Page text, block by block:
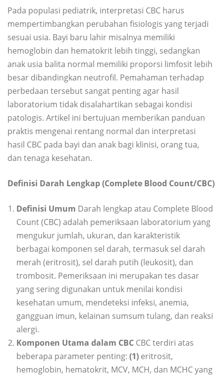
Pada populasi pediatrik, interpretasi CBC harus
mempertimbangkan perubahan fisiologis yang terjadi
sesuai usia. Bayi baru lahir misalnya memiliki
hemoglobin dan hematokrit lebih tinggi, sedangkan
anak usia balita normal memiliki proporsi limfosit lebih
besar dibandingkan neutrofil. Pemahaman terhadap
perbedaan tersebut sangat penting agar hasil
laboratorium tidak disalahartikan sebagai kondisi
patologis. Artikel ini bertujuan memberikan panduan
praktis mengenai rentang normal dan interpretasi
hasil CBC pada bayi dan anak bagi klinisi, orang tua,
dan tenaga kesehatan.
Definisi Darah Lengkap (Complete Blood Count/CBC)
Definisi Umum Darah lengkap atau Complete Blood
Count (CBC) adalah pemeriksaan laboratorium yang
mengukur jumlah, ukuran, dan karakteristik
berbagai komponen sel darah, termasuk sel darah
merah (eritrosit), sel darah putih (leukosit), dan
trombosit. Pemeriksaan ini merupakan tes dasar
yang sering digunakan untuk menilai kondisi
kesehatan umum, mendeteksi infeksi, anemia,
gangguan imun, kelainan sumsum tulang, dan reaksi
alergi.
Komponen Utama dalam CBC CBC terdiri atas
beberapa parameter penting: (1) eritrosit,
hemoglobin, hematokrit, MCV, MCH, dan MCHC yang